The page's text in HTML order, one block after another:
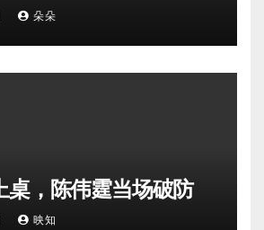
朵朵
桌，陈伟霆当场破防
映知